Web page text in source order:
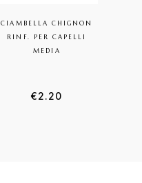
CIAMBELLA CHIGNON
RINF. PER CAPELLI
MEDIA
€2.20